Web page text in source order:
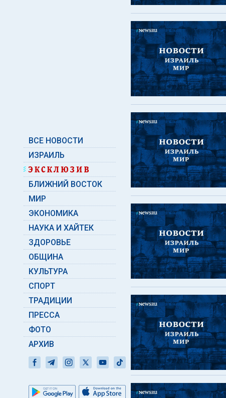
ВСЕ НОВОСТИ
ИЗРАИЛЬ
БЛИЖНИЙ ВОСТОК
МИР
ЭКОНОМИКА
НАУКА И ХАЙТЕК
ЗДОРОВЬЕ
ОБЩИНА
КУЛЬТУРА
СПОРТ
ТРАДИЦИИ
ПРЕССА
ФОТО
АРХИВ